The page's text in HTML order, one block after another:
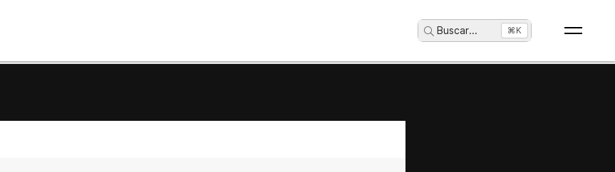
Buscar... ⌘K